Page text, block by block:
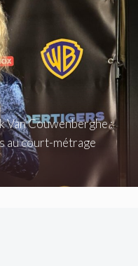
Van Couwenberghe :
au court-métrage